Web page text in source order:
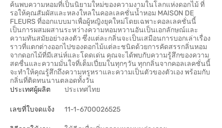
ค้นพบความหอมที่เป็นนิยามใหม่ของความงามในโลกแห่งดอกไม้ ที่
รอให้คุณสัมผัสและหลงใหลในคอลเลคชั่นน้ำหอม MAISON DE
FLEURS ที่ออกแบบมาเพื่อผู้หญิงยุคใหม่โดยเฉพาะคอลเลคชั่นนี้
เป็นการผสมผสานระหว่างความหอมหวานอันเป็นเอกลักษณ์และ
ความทันสมัยอย่างลงตัว ซึ่งแต่ละกลิ่นจะเป็นเสมือนการบอกเล่าเรื่อง
ราวที่แตกต่างออกไปของดอกไม้แต่ละชนิดด้วยการคัดสรรกลิ่นหอม
จากดอกไม้ที่มีเสน่ห์และโดดเด่น คุณจะได้พบกับความรู้สึกของความ
สดชื่นและความมั่นใจที่เต็มเปี่ยมในทุกๆวัน ทุกกลิ่นจากคอลเลคชั่นนี้
จะทำให้คุณรู้สึกถึงความหรูหราและความเป็นตัวของตัวเอง พร้อมกับ
กลิ่นที่ติดทนนานตลอดทั้งวัน
ประเทศผู้ผลิต
ประเทศไทย
เลขที่ใบจดแจ้ง 11-1-6700026525